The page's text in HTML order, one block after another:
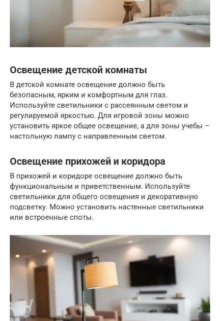
Освещение детской комнаты
В детской комнате освещение должно быть
безопасным, ярким и комфортным для глаз.
Используйте светильники с рассеянным светом и
регулируемой яркостью. Для игровой зоны можно
установить яркое общее освещение, а для зоны учебы –
настольную лампу с направленным светом.
Освещение прихожей и коридора
В прихожей и коридоре освещение должно быть
функциональным и приветственным. Используйте
светильники для общего освещения и декоративную
подсветку. Можно установить настенные светильники
или встроенные споты.